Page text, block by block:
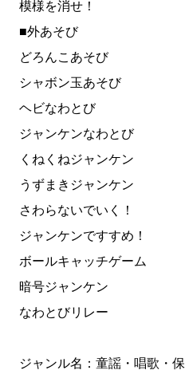
模様を消せ！
■外あそび
どろんこあそび
シャボン玉あそび
ヘビなわとび
ジャンケンなわとび
くねくねジャンケン
うずまきジャンケン
さわらないでいく！
ジャンケンですすめ！
ボールキャッチゲーム
暗号ジャンケン
なわとびリレー
ジャンル名：童謡・唱歌・